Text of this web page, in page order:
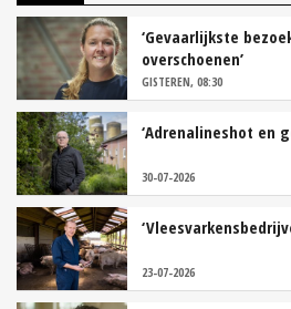
‘Gevaarlijkste
overschoenen’
GISTEREN, 08:30
‘Adrenalineshot en
30-07-2026
23-07-2026